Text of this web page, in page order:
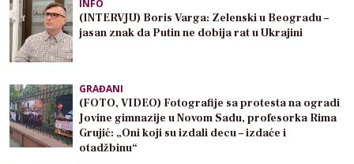
INFO
(INTERVJU) Boris Varga: Zelenski u Beogradu –
jasan znak da Putin ne dobija rat u Ukrajini
GRAĐANI
(FOTO, VIDEO) Fotografije sa protesta na ogradi
Jovine gimnazije u Novom Sadu, profesorka Rima
Grujić: „Oni koji su izdali decu – izdaće i
otadžbinu“